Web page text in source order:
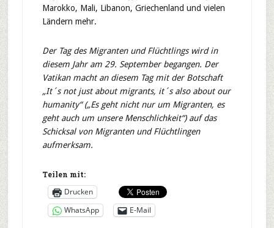
Marokko, Mali, Libanon, Griechenland und vielen
Ländern mehr.
Der Tag des Migranten und Flüchtlings wird in
diesem Jahr am 29. September begangen. Der
Vatikan macht an diesem Tag mit der Botschaft
„It´s not just about migrants, it´s also about our
humanity“ („Es geht nicht nur um Migranten, es
geht auch um unsere Menschlichkeit“) auf das
Schicksal von Migranten und Flüchtlingen
aufmerksam.
Teilen mit:
Drucken
WhatsApp
E-Mail